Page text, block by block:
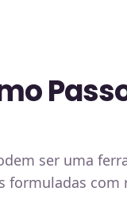
ser uma
formuladas com